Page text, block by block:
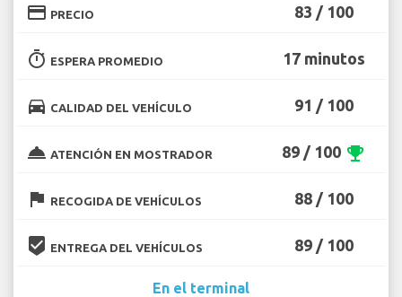
credit_card PRECIO 83 / 100
timer ESPERA PROMEDIO 17 minutos
directions_car CALIDAD DEL VEHÍCULO 91 / 100
room_service ATENCIÓN EN MOSTRADOR 89 / 100 emoji_events
flag RECOGIDA DE VEHÍCULOS 88 / 100
beenhere ENTREGA DEL VEHÍCULOS 89 / 100
En el terminal